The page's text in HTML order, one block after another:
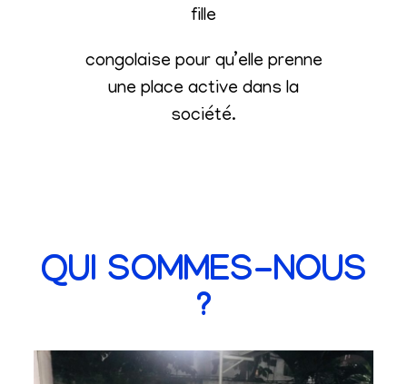
fille
congolaise pour qu’elle prenne
une place active dans la
société.
QUI SOMMES-NOUS
?